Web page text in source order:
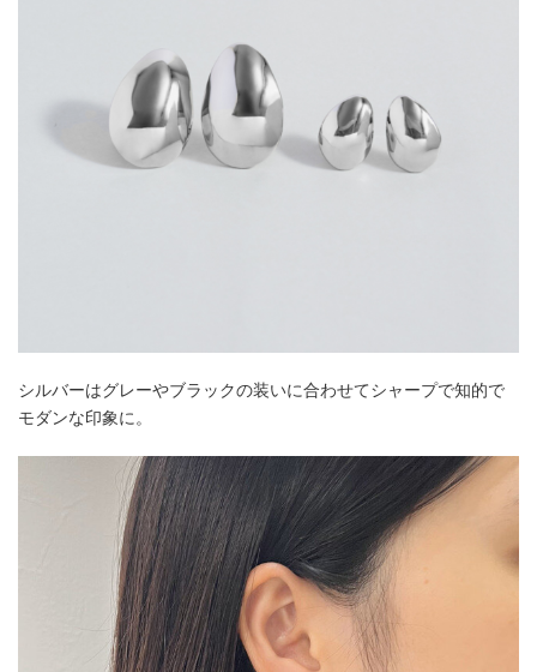
シルバーはグレーやブラックの装いに合わせてシャープで知的で
モダンな印象に。